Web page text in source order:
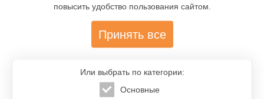
повысить удобство пользования сайтом.
Принять все
Или выбрать по категории:
Основные